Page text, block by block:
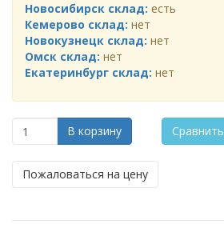
Новосибирск склад: есть
Кемерово склад: нет
Новокузнецк склад: нет
Омск склад: нет
Екатеринбург склад: нет
В корзину Сравнить
Пожаловаться на цену